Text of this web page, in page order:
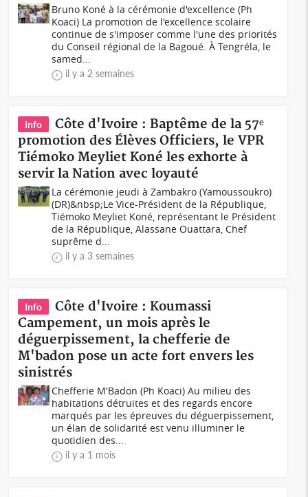
Bruno Koné à la cérémonie d'excellence (Ph
Koaci) La promotion de l'excellence scolaire
continue de s'imposer comme l'une des priorités
du Conseil régional de la Bagoué. À Tengréla, le
samed...
il y a 2 semaines
Info
Côte d'Ivoire : Baptême de la 57ᵉ
promotion des Élèves Officiers, le VPR
Tiémoko Meyliet Koné les exhorte à
servir la Nation avec loyauté
La cérémonie jeudi à Zambakro (Yamoussoukro)
(DR)&nbsp;Le Vice-Président de la République,
Tiémoko Meyliet Koné, représentant le Président
de la République, Alassane Ouattara, Chef
suprême d...
il y a 3 semaines
Info
Côte d'Ivoire : Koumassi
Campement, un mois après le
déguerpissement, la chefferie de
M'badon pose un acte fort envers les
sinistrés
Chefferie M'Badon (Ph Koaci) Au milieu des
habitations détruites et des regards encore
marqués par les épreuves du déguerpissement,
un élan de solidarité est venu illuminer le
quotidien des...
il y a 1 mois